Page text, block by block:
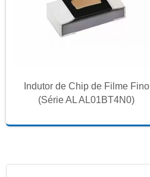
Indutor de Chip de Filme Fino
(Série AL AL01BT4N0)